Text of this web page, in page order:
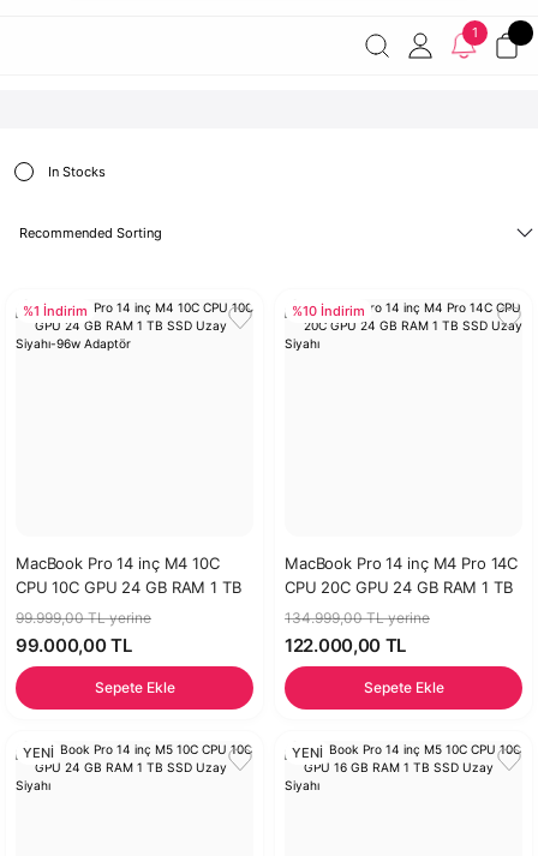
7000 TL ve üzeri
Şirketinize ait cihazları JAMF ile
1
In Stocks
%1 İndirim
MacBook Pro 14 inç M4 10C
CPU 10C GPU 24 GB RAM 1 TB
SSD Uzay Siyahı-96w Adaptör
99.999,00 TL yerine
99.000,00 TL
Sepete Ekle
%10 İndirim
MacBook Pro 14 inç M4 Pro 14C
CPU 20C GPU 24 GB RAM 1 TB
SSD Uzay Siyahı
134.999,00 TL yerine
122.000,00 TL
Sepete Ekle
YENİ YENİ